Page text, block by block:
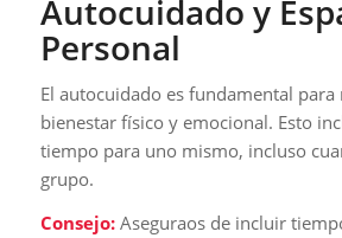
Autocuidado y
Personal
El autocuidado es fundamental para
bienestar físico y emocional. Esto
tiempo para uno mismo, incluso
grupo.
Consejo:Aseguraos de incluir